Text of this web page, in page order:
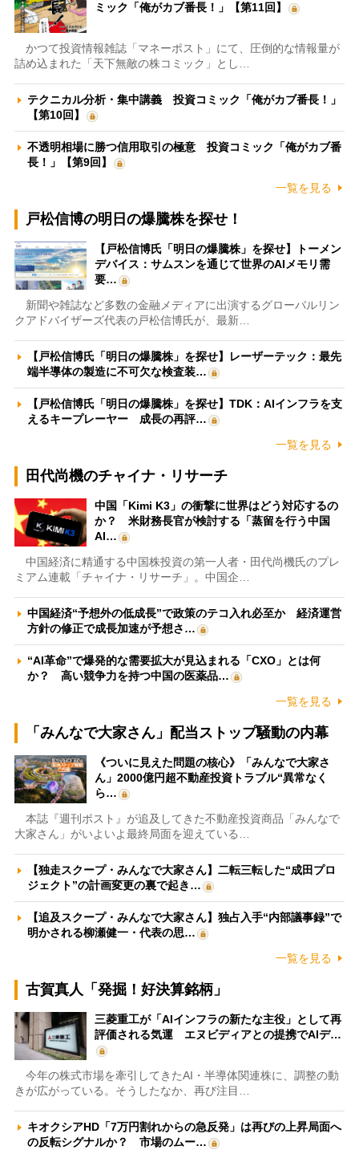
ミック「俺がカブ番長！」【第11回】
かつて投資情報雑誌「マネーポスト」にて、圧倒的な情報量が
詰め込まれた「天下無敵の株コミック」とし…
テクニカル分析・集中講義 投資コミック「俺がカブ番長！」
【第10回】
不透明相場に勝つ信用取引の極意 投資コミック「俺がカブ番
長！」【第9回】
一覧を見る
戸松信博の明日の爆騰株を探せ！
【戸松信博氏「明日の爆騰株」を探せ】トーメン
デバイス：サムスンを通じて世界のAIメモリ需
要…
新聞や雑誌など多数の金融メディアに出演するグローバルリン
クアドバイザーズ代表の戸松信博氏が、最新…
【戸松信博氏「明日の爆騰株」を探せ】レーザーテック：最先
端半導体の製造に不可欠な検査装…
【戸松信博氏「明日の爆騰株」を探せ】TDK：AIインフラを支
えるキープレーヤー 成長の再評…
一覧を見る
田代尚機のチャイナ・リサーチ
中国「Kimi K3」の衝撃に世界はどう対応するの
か？ 米財務長官が検討する「蒸留を行う中国
AI…
中国経済に精通する中国株投資の第一人者・田代尚機氏のプレ
ミアム連載「チャイナ・リサーチ」。中国企…
中国経済“予想外の低成長”で政策のテコ入れ必至か 経済運営
方針の修正で成長加速が予想さ…
“AI革命”で爆発的な需要拡大が見込まれる「CXO」とは何
か？ 高い競争力を持つ中国の医薬品…
一覧を見る
「みんなで大家さん」配当ストップ騒動の内幕
《ついに見えた問題の核心》「みんなで大家さ
ん」2000億円超不動産投資トラブル“異常なく
ら…
本誌『週刊ポスト』が追及してきた不動産投資商品「みんなで
大家さん」がいよいよ最終局面を迎えている…
【独走スクープ・みんなで大家さん】二転三転した“成田プロ
ジェクト”の計画変更の裏で起き…
【追及スクープ・みんなで大家さん】独占入手“内部議事録”で
明かされる柳瀬健一・代表の思…
一覧を見る
古賀真人「発掘！好決算銘柄」
三菱重工が「AIインフラの新たな主役」として再
評価される気運 エヌビディアとの提携でAIデ…
今年の株式市場を牽引してきたAI・半導体関連株に、調整の動
きが広がっている。そうしたなか、再び注目…
キオクシアHD「7万円割れからの急反発」は再びの上昇局面へ
の反転シグナルか？ 市場のムー…